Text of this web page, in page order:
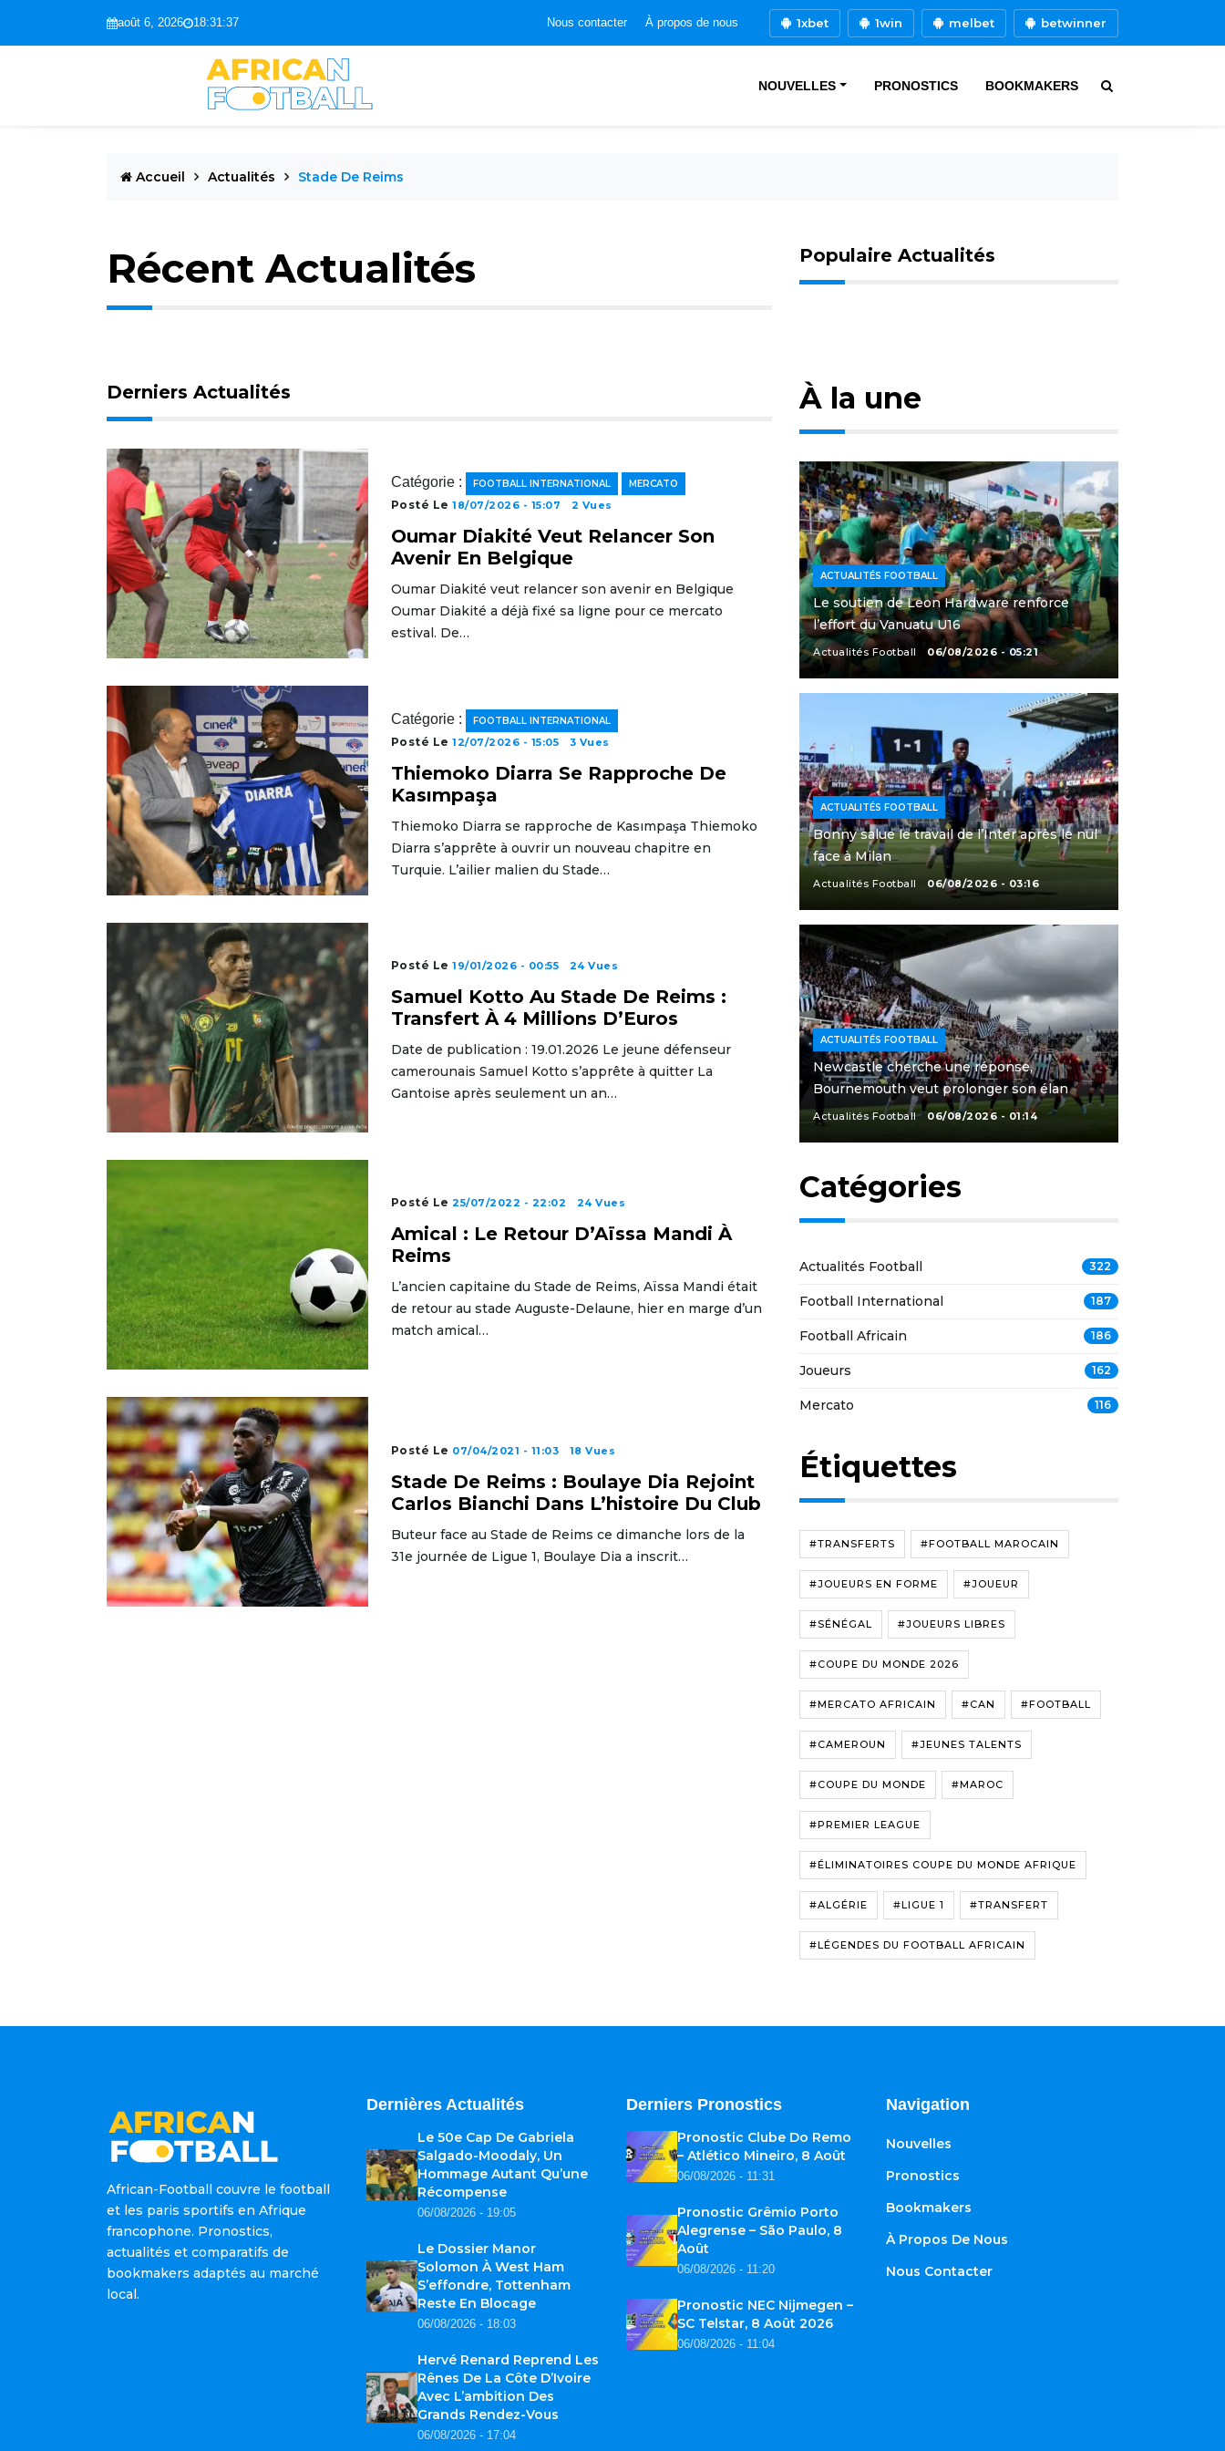
août 6, 2026 18:31:38 Nous contacter À propos de nous 1xbet 1win melbet betwinner
NOUVELLES PRONOSTICS BOOKMAKERS
Accueil Actualités Stade De Reims
Récent Actualités Populaire Actualités
Derniers Actualités
Catégorie : FOOTBALL INTERNATIONAL MERCATO
Posté Le18/07/2026 - 15:07 2 Vues
Oumar Diakité Veut Relancer Son
Avenir En Belgique
Oumar Diakité veut relancer son avenir en Belgique
Oumar Diakité a déjà fixé sa ligne pour ce mercato
estival. De…
Catégorie : FOOTBALL INTERNATIONAL
Posté Le12/07/2026 - 15:05 3 Vues
Thiemoko Diarra Se Rapproche De
Kasımpaşa
Thiemoko Diarra se rapproche de Kasımpaşa Thiemoko
Diarra s’apprête à ouvrir un nouveau chapitre en
Turquie. L’ailier malien du Stade…
Posté Le19/01/2026 - 00:55 24 Vues
Samuel Kotto Au Stade De Reims :
Transfert À 4 Millions D’Euros
Date de publication : 19.01.2026 Le jeune défenseur
camerounais Samuel Kotto s’apprête à quitter La
Gantoise après seulement un an…
Posté Le25/07/2022 - 22:02 24 Vues
Amical : Le Retour D’Aïssa Mandi À
Reims
L’ancien capitaine du Stade de Reims, Aïssa Mandi était
de retour au stade Auguste-Delaune, hier en marge d’un
match amical…
Posté Le 07/04/2021 - 11:03 18 Vues
Stade De Reims : Boulaye Dia Rejoint
Carlos Bianchi Dans L’histoire Du Club
Buteur face au Stade de Reims ce dimanche lors de la
31e journée de Ligue 1, Boulaye Dia a inscrit…
À la une
ACTUALITÉS FOOTBALL
Le soutien de Leon Hardware renforce
l’effort du Vanuatu U16
Actualités Football 06/08/2026 - 05:21
ACTUALITÉS FOOTBALL
Bonny salue le travail de l’Inter après le nul
face à Milan
Actualités Football 06/08/2026 - 03:16
ACTUALITÉS FOOTBALL
Newcastle cherche une réponse,
Bournemouth veut prolonger son élan
Actualités Football 06/08/2026 - 01:14
Catégories
Actualités Football 322
Football International 187
Football Africain 186
Joueurs 162
Mercato 116
Étiquettes
#TRANSFERTS #FOOTBALL MAROCAIN
#JOUEURS EN FORME #JOUEUR
#SÉNÉGAL #JOUEURS LIBRES
#COUPE DU MONDE 2026
#MERCATO AFRICAIN #CAN #FOOTBALL
#CAMEROUN #JEUNES TALENTS
#COUPE DU MONDE #MAROC
#PREMIER LEAGUE
#ÉLIMINATOIRES COUPE DU MONDE AFRIQUE
#ALGÉRIE #LIGUE 1 #TRANSFERT
#LÉGENDES DU FOOTBALL AFRICAIN
African-Football couvre le football
et les paris sportifs en Afrique
francophone. Pronostics,
actualités et comparatifs de
bookmakers adaptés au marché
local.
Dernières Actualités
Le 50e Cap De Gabriela
Salgado-Moodaly, Un
Hommage Autant Qu’une
Récompense
06/08/2026 - 19:05
Le Dossier Manor
Solomon À West Ham
S’effondre, Tottenham
Reste En Blocage
06/08/2026 - 18:03
Hervé Renard Reprend Les
Rênes De La Côte D’Ivoire
Avec L’ambition Des
Grands Rendez-Vous
06/08/2026 - 17:04
Derniers Pronostics
Pronostic Clube Do Remo
– Atlético Mineiro, 8 Août
06/08/2026 - 11:31
Pronostic Grêmio Porto
Alegrense – São Paulo, 8
Août
06/08/2026 - 11:20
Pronostic NEC Nijmegen –
SC Telstar, 8 Août 2026
06/08/2026 - 11:04
Navigation
Nouvelles
Pronostics
Bookmakers
À Propos De Nous
Nous Contacter